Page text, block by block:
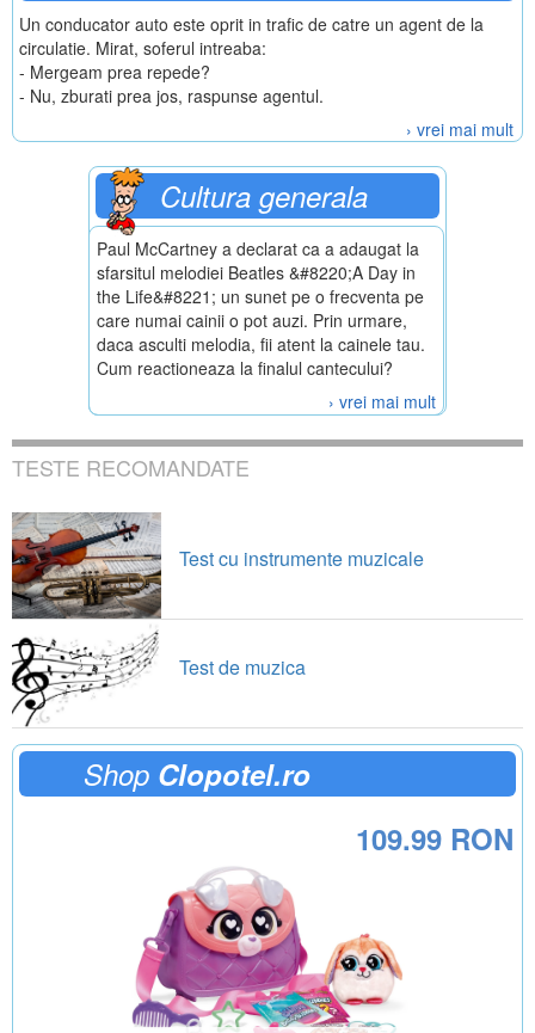
Un conducator auto este oprit in trafic de catre un agent de la
circulatie. Mirat, soferul intreaba:
- Mergeam prea repede?
- Nu, zburati prea jos, raspunse agentul.
› vrei mai mult
Cultura generala
Paul McCartney a declarat ca a adaugat la
sfarsitul melodiei Beatles &#8220;A Day in
the Life&#8221; un sunet pe o frecventa pe
care numai cainii o pot auzi. Prin urmare,
daca asculti melodia, fii atent la cainele tau.
Cum reactioneaza la finalul cantecului?
› vrei mai mult
TESTE RECOMANDATE
Test cu instrumente muzicale
Test de muzica
Shop Clopotel.ro
109.99 RON